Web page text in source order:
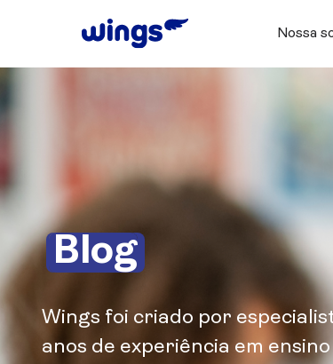
Nossa
Blog
Wings foi criado por
anos de experiência em